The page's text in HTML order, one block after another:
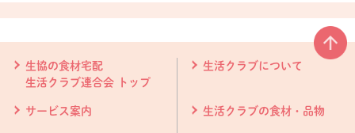
生協の食材宅配
生活クラブ連合会 トップ
生活クラブについて
サービス案内 生活クラブの食材・品物